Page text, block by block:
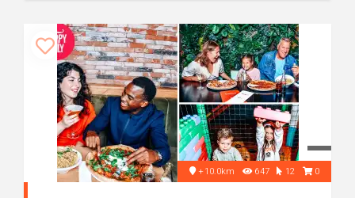
+10.0km 647 12 0